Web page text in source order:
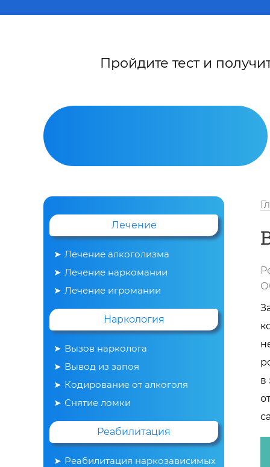
Пройдите тест и
Вывод из запоя
в
Лечение
Лечение алкоголизма
Лечение наркомании
Лечение игромании
Наркология
Вызов нарколога
Вывод из запоя
Кодирование от алкоголя
Снятие ломки
Реабилитация
Реабилитация наркозависимых